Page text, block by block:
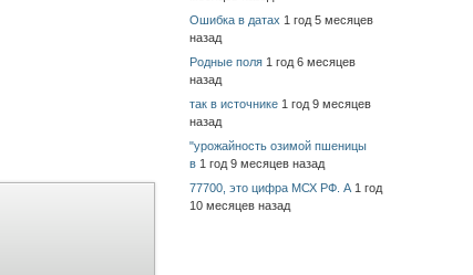
Ошибка в датах 1 год 5 месяцев
назад
Родные поля 1 год 6 месяцев
назад
так в источнике 1 год 9 месяцев
назад
"урожайность озимой пшеницы
в 1 год 9 месяцев назад
77700, это цифра МСХ РФ. А 1 год
10 месяцев назад